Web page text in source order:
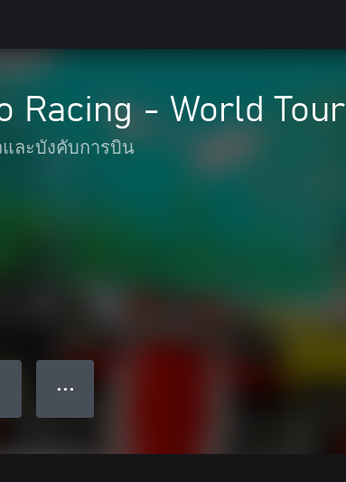
Racing - World Tour
และบังคับการบิน
● ● ●